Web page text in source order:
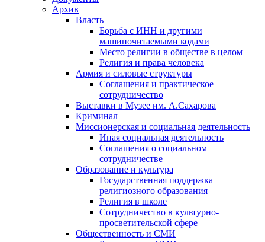
Архив
Власть
Борьба с ИНН и другими
машиночитаемыми кодами
Место религии в обществе в целом
Религия и права человека
Армия и силовые структуры
Соглашения и практическое
сотрудничество
Выставки в Музее им. А.Сахарова
Криминал
Миссионерская и социальная деятельность
Иная социальная деятельность
Соглашения о социальном
сотрудничестве
Образование и культура
Государственная поддержка
религиозного образования
Религия в школе
Сотрудничество в культурно-
просветительской сфере
Общественность и СМИ